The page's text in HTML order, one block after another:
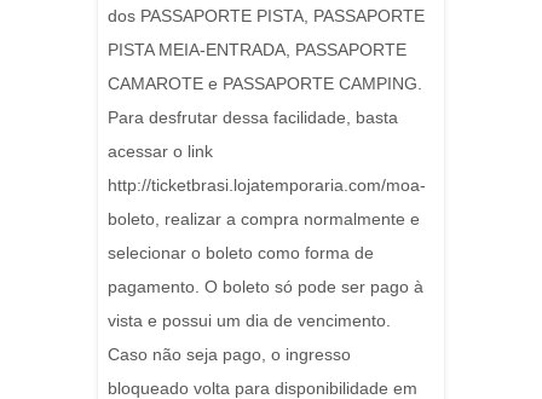
dos PASSAPORTE PISTA, PASSAPORTE
PISTA MEIA-ENTRADA, PASSAPORTE
CAMAROTE e PASSAPORTE CAMPING.
Para desfrutar dessa facilidade, basta
acessar o link
http://ticketbrasi.lojatemporaria.com/moa-
boleto, realizar a compra normalmente e
selecionar o boleto como forma de
pagamento. O boleto só pode ser pago à
vista e possui um dia de vencimento.
Caso não seja pago, o ingresso
bloqueado volta para disponibilidade em